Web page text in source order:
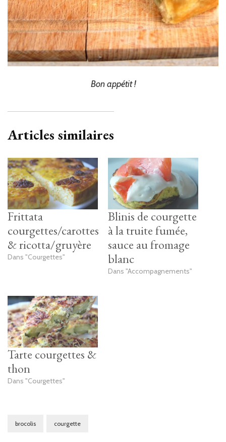
Bon appétit !
Articles similaires
Frittata
courgettes/carottes
& ricotta/gruyère
Dans "Courgettes"
Blinis de courgette
à la truite fumée,
sauce au fromage
blanc
Dans "Accompagnements"
Tarte courgettes &
thon
Dans "Courgettes"
brocolis courgette